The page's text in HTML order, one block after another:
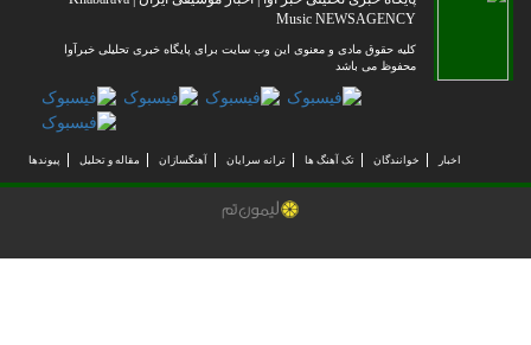
Music NEWSAGENCY
کلیه حقوق مادی و معنوی این وب سایت برای پایگاه خبری تحلیلی خبرآوا
محفوظ می باشد
خوانندگان تک آهنگ ها ترانه سرایان آهنگسازان مقاله و تحلیل پیوندها